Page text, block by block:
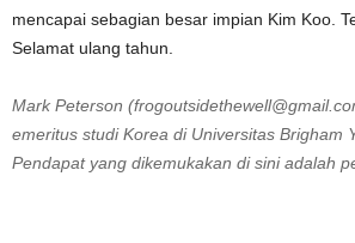
mencapai sebagian besar impian Kim Koo.
Selamat ulang tahun.
Mark Peterson
emeritus studi Korea di Universitas Brigham
Pendapat yang dikemukakan di sini adalah